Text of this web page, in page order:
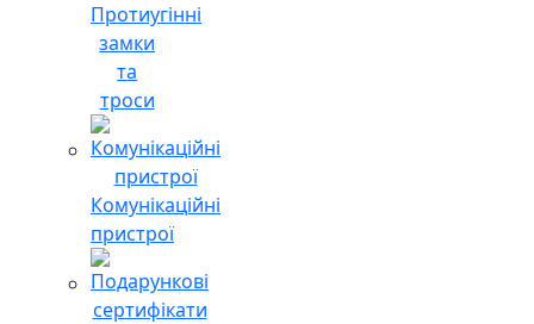
Протиугінні
замки
та
троси
Комунікаційні
пристрої